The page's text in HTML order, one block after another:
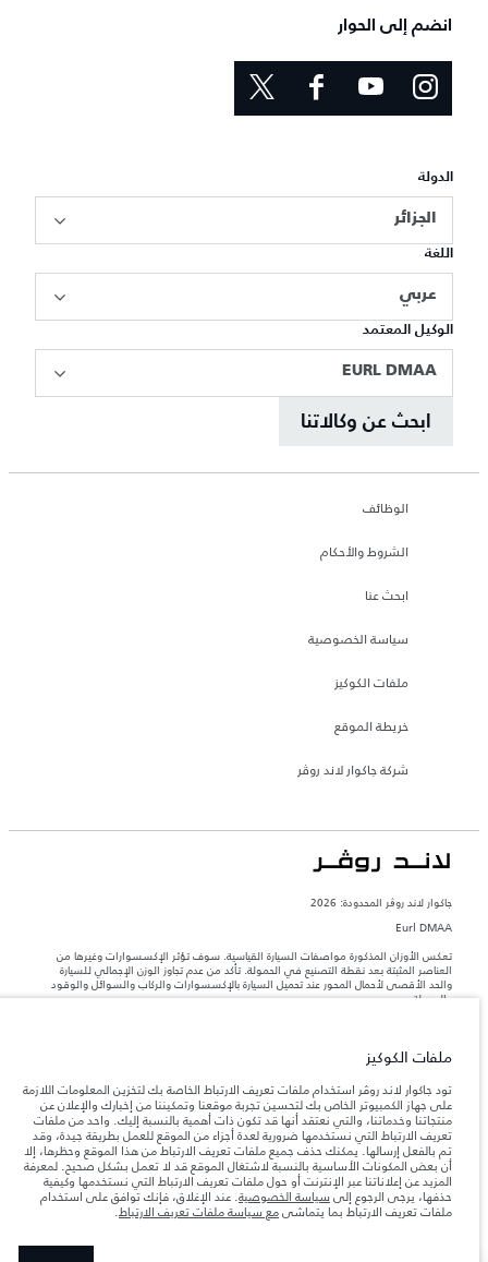
انضم إلى الحوار
الدولة
الجزائر
اللغة
عربي
الوكيل المعتمد
EURL DMAA
ابحث عن وكالاتنا
الوظائف
الشروط والأحكام
ابحث عنا
سياسة الخصوصية
ملفات الكوكيز
خريطة الموقع
شركة جاكوار لاند روڤر
جاكوار لاند روڨر المحدودة: 2026
Eurl DMAA
تعكس الأوزان المذكورة مواصفات السيارة القياسية. سوف تؤثر الإكسسوارات وغيرها من
العناصر المثبتة بعد نقطة التصنيع في الحمولة. تأكد من عدم تجاوز الوزن الإجمالي للسيارة
والحد الأقصى لأحمال المحور عند تحميل السيارة بالإكسسوارات والركاب والسوائل والوقود
والحمولة.
المعلومات والمواصفات والأسعار والألوان المذكورة على هذا الموقع قد تختلف من بلد إلى
آخر، كما أنّها قد تتغير بدون إشعار مسبق. الرجاء التواصل مع وكيلنا المحلي للتأكد من توفّرها
ملاحظة مهمة حول الصور والمواصفات.إن النقص العالمي في أشباه الموصلات يؤثر حاليًا
في مواصفات تصميم السيارات وتوفر الخيارات وتوقيتات التصاميم. هذا ظرف ديناميكي
للغاية، ونتيجة لذلك، قد لا تمثّل الصور المستخدَمة ضمن موقع الويب حاليًا المواصفات الحالية
بالكامل بالنسبة إلى الميزات والخيارات والحلية ومجموعات الألوان. يرجى استشارة وكيلك الذي
سيتمكّن من تأكيد أي تقييدات حالية معك للسماح لك باتخاذ قرار مدروس
الأرقام المقدمة هي نتيجة لاختبارات المصنع الرسمية وفقاً لتشريعات الاتحاد الأوروبي. قد
يتباين استهلك الوقود الفعلي للمركبة عن ذلك المتحقق في تلك الاختبارات كما أن هذه
الأرقام بغرض المقارنة فحسب.‎‎‎
ملفات الكوكيز
تود جاكوار لاند روڤر استخدام ملفات تعريف الارتباط الخاصة بك لتخزين المعلومات اللازمة
على جهاز الكمبيوتر الخاص بك لتحسين تجربة موقعنا وتمكيننا من إخبارك والإعلان عن
منتجاتنا وخدماتنا، والتي نعتقد أنها قد تكون ذات أهمية بالنسبة إليك. واحد من ملفات
تعريف الارتباط التي نستخدمها ضرورية لعدة أجزاء من الموقع للعمل بطريقة جيدة، وقد
تم بالفعل إرسالها. يمكنك حذف جميع ملفات تعريف الارتباط من هذا الموقع وحظرها، إلا
أن بعض المكونات الأساسية بالنسبة لاشتغال الموقع قد لا تعمل بشكل صحيح. لمعرفة
المزيد عن إعلاناتنا عبر الإنترنت أو حول ملفات تعريف الارتباط التي نستخدمها وكيفية
حذفها، يرجى الرجوع إلى سياسة الخصوصية. عند الإغلاق، فإنك توافق على استخدام
ملفات تعريف الارتباط بما يتماشىمع سياسة ملفات تعريف الارتباط.